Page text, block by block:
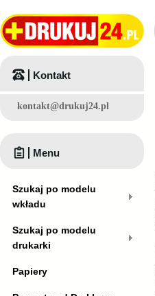
Kontakt
kontakt@drukuj24.pl
Menu
Szukaj po modelu
wkładu
Szukaj po modelu
drukarki
Papiery